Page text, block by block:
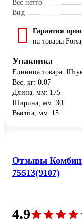
Вес нетто
Вид
Гарантия
на товары
Упаковка
Единица товара:
Вес, кг: 0.07
Длина, мм: 175
Ширина, мм: 30
Высота, мм: 15
Отзывы
75513(9107)
4.9